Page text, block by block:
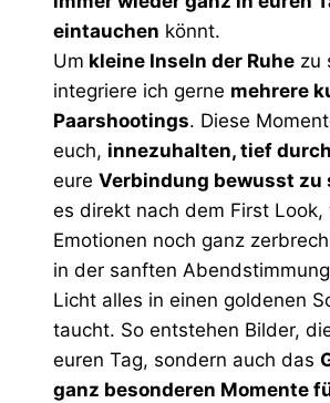
eintauchen könnt.
Um kleine Inseln der Ruhe zu
integriere ich gerne mehrere
Paarshootings. Diese
euch, innezuhalten, tief
eure Verbindung bewusst zu
es direkt nach dem First Look,
Emotionen noch ganz
in der sanften
Licht alles in einen goldenen
taucht. So entstehen Bilder,
euren Tag, sondern auch das
ganz besonderen Momente